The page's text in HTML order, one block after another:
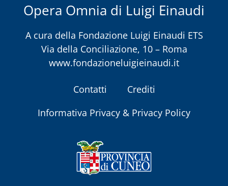
Opera Omnia di Luigi Einaudi
A cura della Fondazione Luigi Einaudi ETS
Via della Conciliazione, 10 – Roma
www.fondazioneluigieinaudi.it
Contatti
Crediti
Informativa Privacy & Privacy Policy